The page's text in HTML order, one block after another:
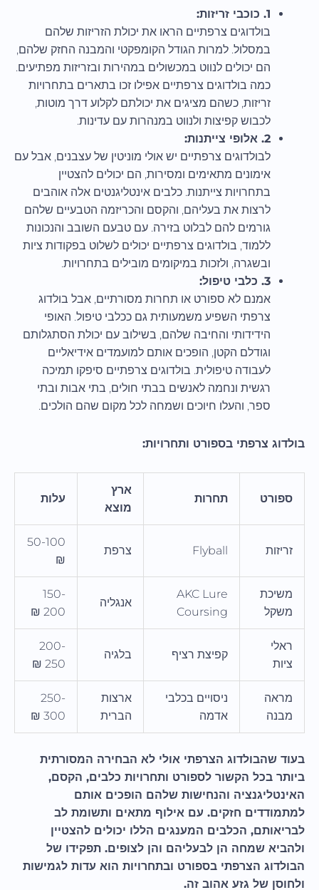
1. כוכבי זריזות:
בולדוגים צרפתיים הראו את יכולת הזריזות שלהם
במסלול. למרות הגודל הקומפקטי והמבנה החזק שלהם,
הם יכולים לנווט במכשולים במהירות ובזריזות מפתיעים.
כמה בולדוגים צרפתיים אפילו זכו בתארים בתחרויות
זריזות, כשהם מציגים את יכולתם לקלוע דרך מוטות,
לכבוש קפיצות ולנווט במנהרות עם עדינות.
2. אלופי צייתנות:
לבולדוגים צרפתיים יש אולי מוניטין של עצבנים, אבל עם
אימונים מתאימים ומסירות, הם יכולים להצטיין
בתחרויות צייתנות. כלבים אינטליגנטים אלה אוהבים
לרצות את בעליהם, והקסם והכריזמה הטבעיים שלהם
גורמים להם לבלוט בזירה. עם טבעם השובב והנכונות
ללמוד, בולדוגים צרפתיים יכולים לשלוט בפקודות ציות
ובשגרה, ולזכות במיקומים מובילים בתחרויות.
3. כלבי טיפול:
אמנם לא ספורט או תחרות מסורתיים, אבל בולדוג
צרפתי השפיע משמעותית גם ככלבי טיפול. האופי
הידידותי והחיבה שלהם, בשילוב עם יכולת הסתגלותם
וגודלם הקטן, הופכים אותם למועמדים אידיאליים
לעבודה טיפולית. בולדוגים צרפתיים סיפקו תמיכה
רגשית ונחמה לאנשים בבתי חולים, בתי אבות ובתי
ספר, והעלו חיוכים ושמחה לכל מקום שהם הולכים.
בולדוג צרפתי בספורט ותחרויות:
ספורט תחרות
ארץ
מוצא
עלות
זריזות Flyball צרפת
50-100
₪
משיכת
משקל
AKC Lure
Coursing
אנגליה
150-
200 ₪
ראלי
ציות
קפיצת רציף בלגיה
200-
250 ₪
מראה
מבנה
ניסויים בכלבי
אדמה
ארצות
הברית
250-
300 ₪
בעוד שהבולדוג הצרפתי אולי לא הבחירה המסורתית
ביותר בכל הקשור לספורט ותחרויות כלבים, הקסם,
האינטליגנציה והנחישות שלהם הופכים אותם
למתמודדים חזקים. עם אילוף מתאים ותשומת לב
לבריאותם, הכלבים המענגים הללו יכולים להצטיין
ולהביא שמחה הן לבעליהם והן לצופים. תפקידו של
הבולדוג הצרפתי בספורט ובתחרויות הוא עדות לגמישות
ולחוסן של גזע אהוב זה.